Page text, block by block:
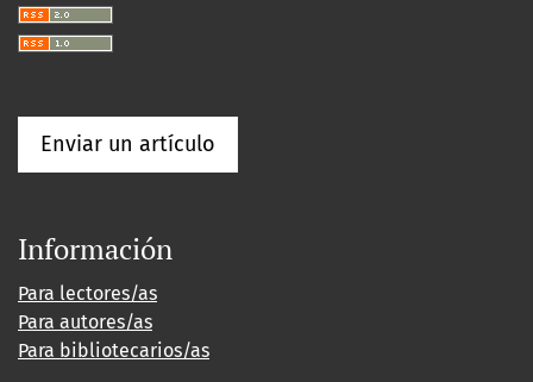
Enviar un artículo
Información
Para lectores/as
Para autores/as
Para bibliotecarios/as